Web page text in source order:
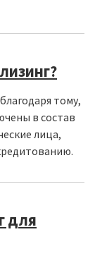
тому,
в состав
лица,
для